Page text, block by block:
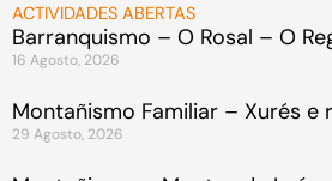
ACTIVIDADES ABERTAS
Barranquismo – O Rosal – O
16 Agosto, 2026
Montañismo Familiar – Xurés e
29 Agosto, 2026